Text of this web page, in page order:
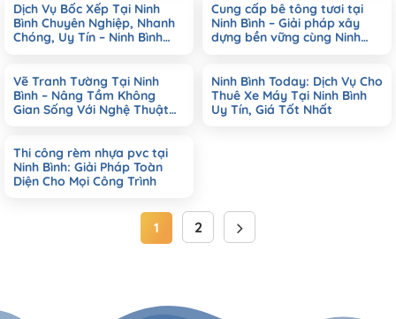
Dịch Vụ Bốc Xếp Tại Ninh
Bình Chuyên Nghiệp, Nhanh
Chóng, Uy Tín – Ninh Bình
Cung cấp bê tông tươi tại
Ninh Bình – Giải pháp xây
dựng bền vững cùng Ninh
Vẽ Tranh Tường Tại Ninh
Bình – Nâng Tầm Không
Gian Sống Với Nghệ Thuật
Ninh Bình Today: Dịch Vụ Cho
Thuê Xe Máy Tại Ninh Bình
Uy Tín, Giá Tốt Nhất
Thi công rèm nhựa pvc tại
Ninh Bình: Giải Pháp Toàn
Diện Cho Mọi Công Trình
1 2